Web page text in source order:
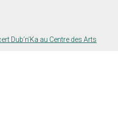
Dub’n’Ka au Centre des Arts